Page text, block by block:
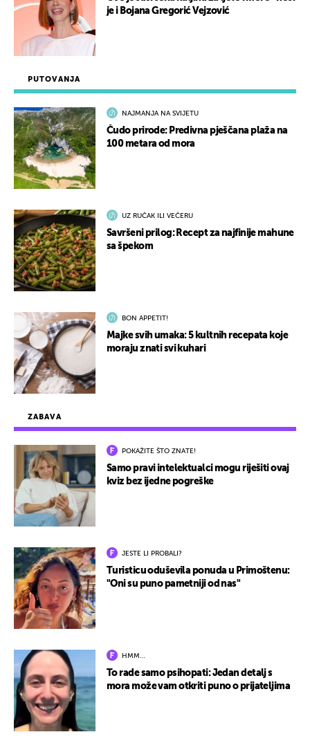
ZABAVA
POKAŽITE ŠTO ZNATE!
Samo pravi intelektualci mogu riješiti ovaj
kviz bez ijedne pogreške
JESTE LI PROBALI?
Turisticu oduševila ponuda u Primoštenu:
"Oni su puno pametniji od nas"
HMM…
To rade samo psihopati: Jedan detalj s
mora može vam otkriti puno o prijateljima
PUTOVANJA
NAJMANJA NA SVIJETU
Čudo prirode: Predivna pješčana plaža na
100 metara od mora
UZ RUČAK ILI VEČERU
Savršeni prilog: Recept za najfinije mahune
sa špekom
BON APPETIT!
Majke svih umaka: 5 kultnih recepata koje
moraju znati svi kuhari
je i Bojana Gregorić Vejzović